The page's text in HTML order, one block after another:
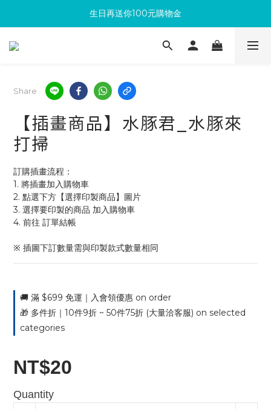
滿300回饋10%購物金
生日再送你100元購物金
加入成為新會員 馬上領取50元購物金
Share
【插畫商品】水豚君_水豚來
打掃
訂購插畫流程：
1. 將插畫加入購物車
2. 點選下方【選擇印製商品】圖片
3. 選擇要印製的商品 加入購物車
4. 前往 訂單結帳
※ 插圖下訂數量需與印製款式數量相同
🚚 滿 $699 免運｜入會領優惠 on order
🎁 多件折｜10件9折 ~ 50件75折 (大量洽客服) on selected
categories
NT$20
Quantity